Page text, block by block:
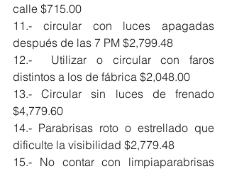
calle $715.00
11.- circular con luces apagadas
después de las 7 PM $2,799.48
12.-  Utilizar o circular con faros
distintos a los de fábrica $2,048.00
13.- Circular sin luces de frenado
$4,779.60
14.- Parabrisas roto o estrellado que
dificulte la visibilidad $2,779.48
15.- No contar con limpiaparabrisas